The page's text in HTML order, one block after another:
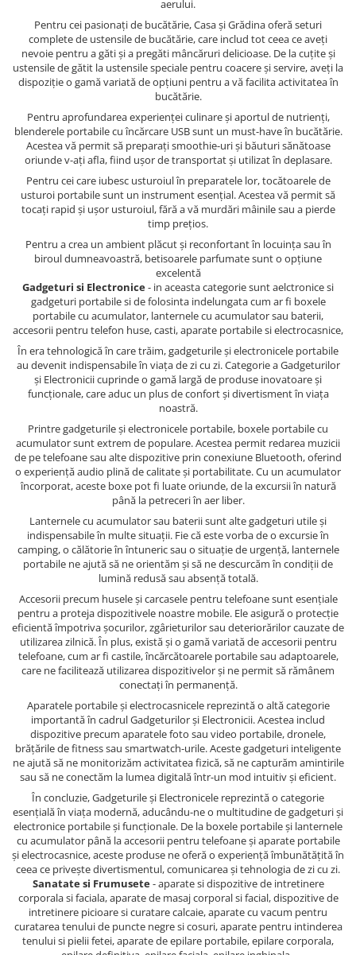
aerului.
Pentru cei pasionați de bucătărie, Casa și Grădina oferă seturi
complete de ustensile de bucătărie, care includ tot ceea ce aveți
nevoie pentru a găti și a pregăti mâncăruri delicioase. De la cuțite și
ustensile de gătit la ustensile speciale pentru coacere și servire, aveți la
dispoziție o gamă variată de opțiuni pentru a vă facilita activitatea în
bucătărie.
Pentru aprofundarea experienței culinare și aportul de nutrienți,
blenderele portabile cu încărcare USB sunt un must-have în bucătărie.
Acestea vă permit să preparați smoothie-uri și băuturi sănătoase
oriunde v-ați afla, fiind ușor de transportat și utilizat în deplasare.
Pentru cei care iubesc usturoiul în preparatele lor, tocătoarele de
usturoi portabile sunt un instrument esențial. Acestea vă permit să
tocați rapid și ușor usturoiul, fără a vă murdări mâinile sau a pierde
timp prețios.
Pentru a crea un ambient plăcut și reconfortant în locuința sau în
biroul dumneavoastră, betisoarele parfumate sunt o opțiune
excelentă
Gadgeturi si Electronice- in aceasta categorie sunt aelctronice si
gadgeturi portabile si de folosinta indelungata cum ar fi boxele
portabile cu acumulator, lanternele cu acumulator sau baterii,
accesorii pentru telefon huse, casti, aparate portabile si electrocasnice,
În era tehnologică în care trăim, gadgeturile și electronicele portabile
au devenit indispensabile în viața de zi cu zi. Categorie a Gadgeturilor
și Electronicii cuprinde o gamă largă de produse inovatoare și
funcționale, care aduc un plus de confort și divertisment în viața
noastră.
Printre gadgeturile și electronicele portabile, boxele portabile cu
acumulator sunt extrem de populare. Acestea permit redarea muzicii
de pe telefoane sau alte dispozitive prin conexiune Bluetooth, oferind
o experiență audio plină de calitate și portabilitate. Cu un acumulator
încorporat, aceste boxe pot fi luate oriunde, de la excursii în natură
până la petreceri în aer liber.
Lanternele cu acumulator sau baterii sunt alte gadgeturi utile și
indispensabile în multe situații. Fie că este vorba de o excursie în
camping, o călătorie în întuneric sau o situație de urgență, lanternele
portabile ne ajută să ne orientăm și să ne descurcăm în condiții de
lumină redusă sau absență totală.
Accesorii precum husele și carcasele pentru telefoane sunt esențiale
pentru a proteja dispozitivele noastre mobile. Ele asigură o protecție
eficientă împotriva șocurilor, zgârieturilor sau deteriorărilor cauzate de
utilizarea zilnică. În plus, există și o gamă variată de accesorii pentru
telefoane, cum ar fi castile, încărcătoarele portabile sau adaptoarele,
care ne facilitează utilizarea dispozitivelor și ne permit să rămânem
conectați în permanență.
Aparatele portabile și electrocasnicele reprezintă o altă categorie
importantă în cadrul Gadgeturilor și Electronicii. Acestea includ
dispozitive precum aparatele foto sau video portabile, dronele,
brățările de fitness sau smartwatch-urile. Aceste gadgeturi inteligente
ne ajută să ne monitorizăm activitatea fizică, să ne capturăm amintirile
sau să ne conectăm la lumea digitală într-un mod intuitiv și eficient.
În concluzie, Gadgeturile și Electronicele reprezintă o categorie
esențială în viața modernă, aducându-ne o multitudine de gadgeturi și
electronice portabile și funcționale. De la boxele portabile și lanternele
cu acumulator până la accesorii pentru telefoane și aparate portabile
și electrocasnice, aceste produse ne oferă o experiență îmbunătățită în
ceea ce privește divertismentul, comunicarea și tehnologia de zi cu zi.
Sanatate si Frumusete- aparate si dispozitive de intretinere
corporala si faciala, aparate de masaj corporal si facial, dispozitive de
intretinere picioare si curatare calcaie, aparate cu vacum pentru
curatarea tenului de puncte negre si cosuri, aparate pentru intinderea
tenului si pielii fetei, aparate de epilare portabile, epilare corporala,